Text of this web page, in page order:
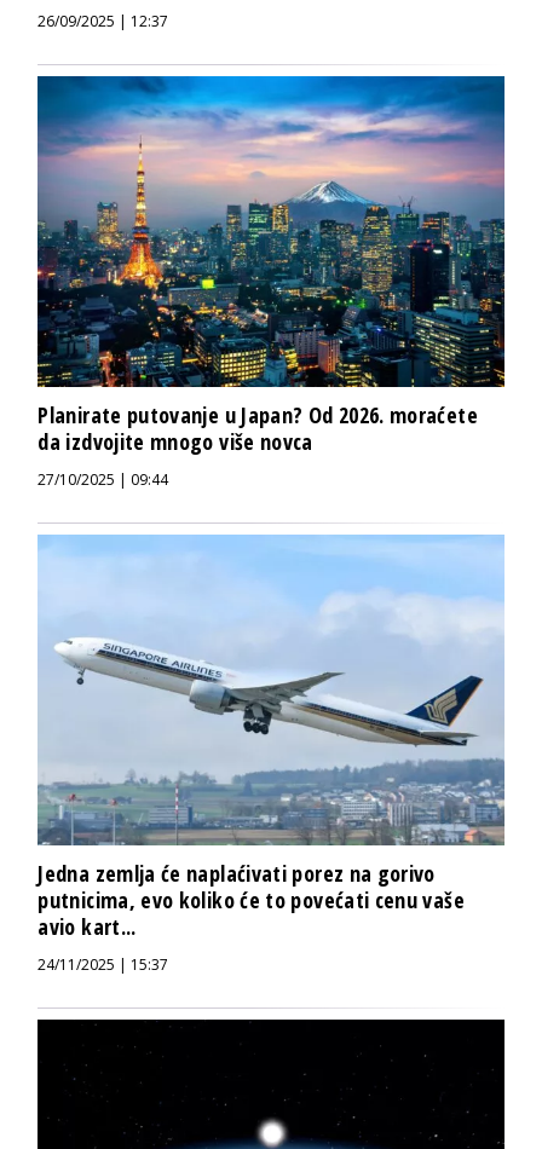
26/09/2025 | 12:37
Planirate putovanje u Japan? Od 2026. moraćete
da izdvojite mnogo više novca
27/10/2025 | 09:44
Jedna zemlja će naplaćivati porez na gorivo
putnicima, evo koliko će to povećati cenu vaše
avio kart...
24/11/2025 | 15:37